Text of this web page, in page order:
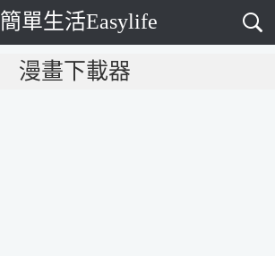
簡單生活Easylife
漫畫下載器